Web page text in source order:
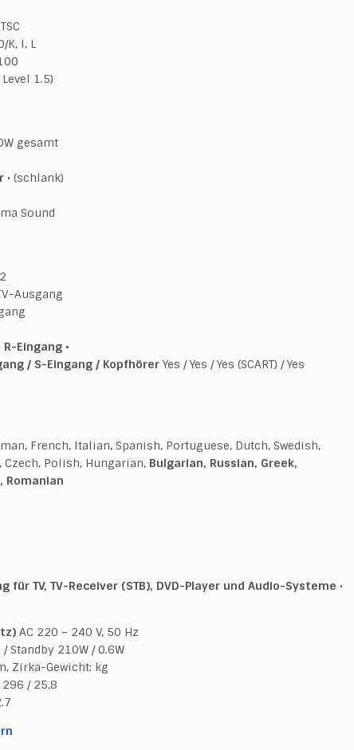
K, I, L
1.5)
gesamt
• (schlank)
Sound
2
Ausgang
Eingang •
/ S-Eingang / Kopfhörer Yes / Yes / Yes (SCART) / Yes
French, Italian, Spanish, Portuguese, Dutch, Swedish,
Polish, Hungarian, Bulgarian, Russian, Greek,
Romanian
für TV, TV-Receiver (STB), DVD-Player und Audio-Systeme •
AC 220 – 240 V, 50 Hz
Standby 210W / 0.6W
Zirka-Gewicht: kg
/ 25,8